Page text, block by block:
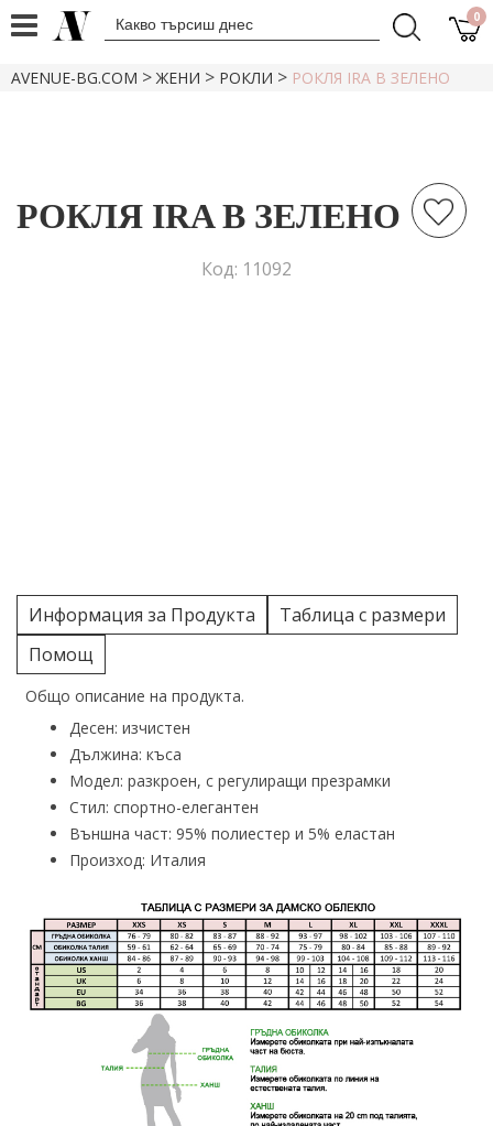
0
AVENUE-BG.COM >ЖЕНИ > РОКЛИ > РОКЛЯ IRA В ЗЕЛЕНО
РОКЛЯ IRA В ЗЕЛЕНО
Код: 11092
Информация за Продукта
Таблица с размери
Помощ
Общо описание на продукта.
Десен: изчистен
Дължина: къса
Модел: разкроен, с регулиращи презрамки
Стил: спортно-елегантен
Външна част: 95% полиестер и 5% еластан
Произход: Италия